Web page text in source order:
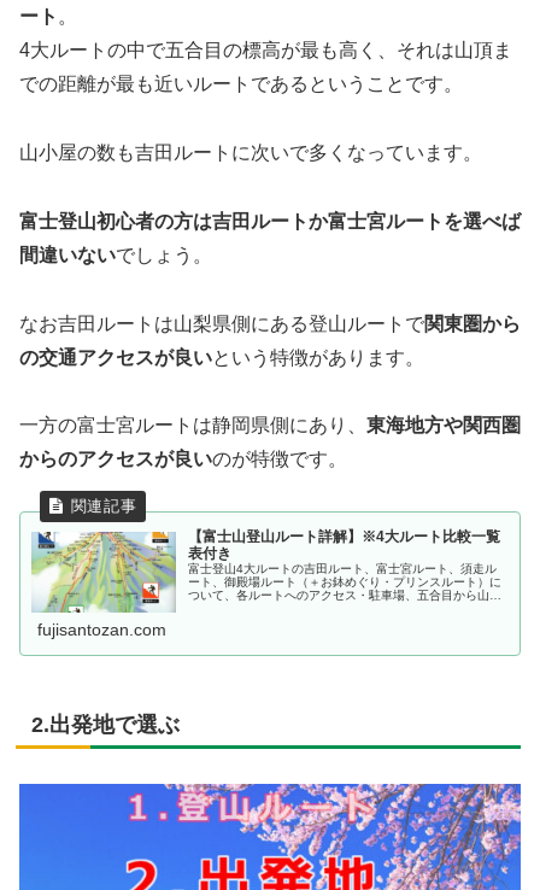
ート 。
4大ルートの中で五合目の標高が最も高く、それは山頂ま
での距離が最も近いルートであるということです。
山小屋の数も吉田ルートに次いで多くなっています。
富士登山初心者の方は吉田ルートか富士宮ルートを選べば
間違いないでしょう。
なお吉田ルートは山梨県側にある登山ルートで関東圏から
の交通アクセスが良いという特徴があります。
一方の富士宮ルートは静岡県側にあり、 東海地方や関西圏
からのアクセスが良いのが特徴です。
【富士山登山ルート詳解】※4大ルート比較一覧
表付き
富士登山4大ルートの吉田ルート、富士宮ルート、須走ル
ート、御殿場ルート（＋お鉢めぐり・プリンスルート）に
ついて、各ルートへのアクセス・駐車場、五合目から山頂
fujisantozan.com
2.出発地で選ぶ